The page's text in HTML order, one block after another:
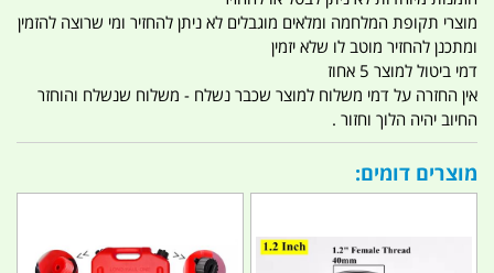
מוצרי תקופת המלחמה ומלאים מוגבלים לא ניתן להחזיר ומי שרוצה להזמין
ומתכנן להחזיר מוטב לו שלא יזמין
דמי ביטול למוצר 5 אחוז
אין החזרה על דמי משלוח למוצר שכבר נשלח - משלוח שנשלח והוחזר
החיוב יהיה הלוך וחזור .
מוצרים דומים: